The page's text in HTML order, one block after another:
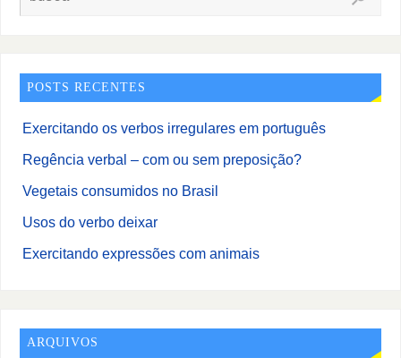
POSTS RECENTES
Exercitando os verbos irregulares em português
Regência verbal – com ou sem preposição?
Vegetais consumidos no Brasil
Usos do verbo deixar
Exercitando expressões com animais
ARQUIVOS